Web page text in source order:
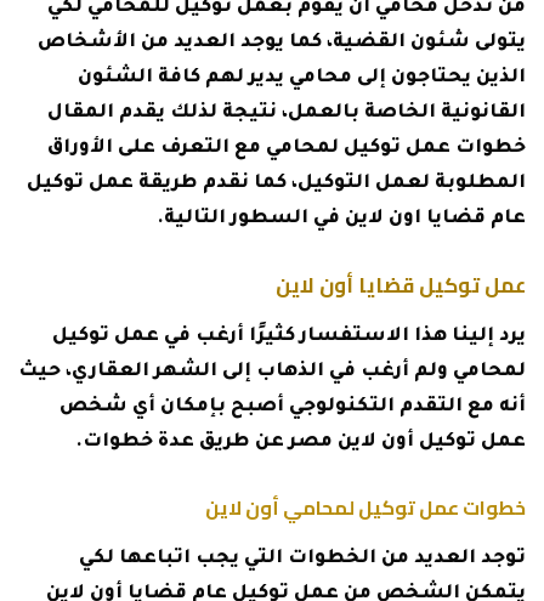
من تدخل محامي أن يقوم بعمل توكيل للمحامي لكي
يتولى شئون القضية، كما يوجد العديد من الأشخاص
الذين يحتاجون إلى محامي يدير لهم كافة الشئون
القانونية الخاصة بالعمل، نتيجة لذلك يقدم المقال
خطوات عمل توكيل لمحامي مع التعرف على الأوراق
المطلوبة لعمل التوكيل، كما نقدم طريقة عمل توكيل
عام قضايا اون لاين في السطور التالية.
عمل توكيل قضايا أون لاين
يرد إلينا هذا الاستفسار كثيرًا أرغب في عمل توكيل
لمحامي ولم أرغب في الذهاب إلى الشهر العقاري، حيث
أنه مع التقدم التكنولوجي أصبح بإمكان أي شخص
عمل توكيل أون لاين مصر عن طريق عدة خطوات.
خطوات عمل توكيل لمحامي أون لاين
توجد العديد من الخطوات التي يجب اتباعها لكي
يتمكن الشخص من عمل توكيل عام قضايا أون لاين